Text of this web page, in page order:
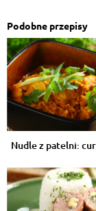
Podobne przepisy
Nudle z patelni: